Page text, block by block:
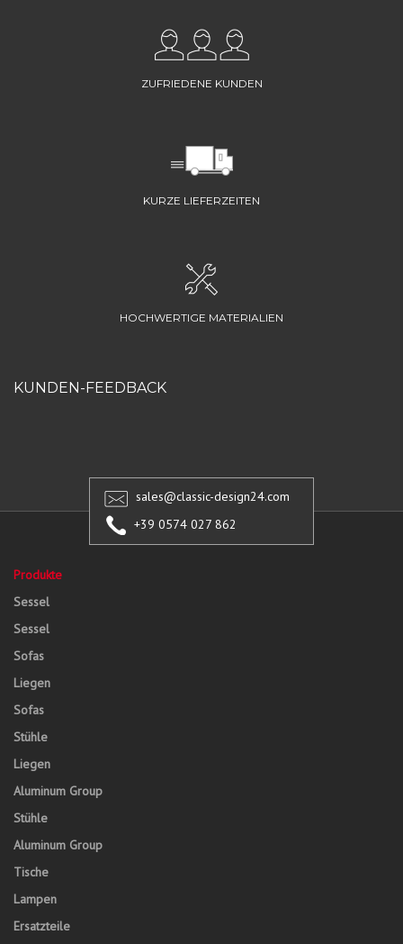
ZUFRIEDENE KUNDEN
KURZE LIEFERZEITEN
HOCHWERTIGE MATERIALIEN
KUNDEN-FEEDBACK
sales@classic-design24.com
+39 0574 027 862
Produkte
Sessel
Sessel
Sofas
Liegen
Sofas
Stühle
Liegen
Aluminum Group
Stühle
Aluminum Group
Tische
Lampen
Ersatzteile